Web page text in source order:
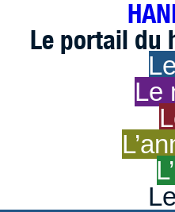
Le portail du
Le